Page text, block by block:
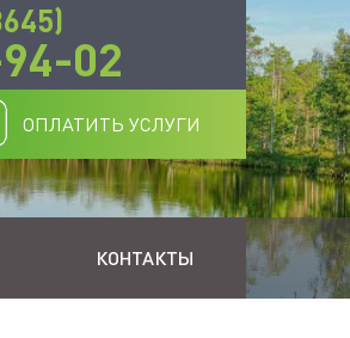
02
ОПЛАТИТЬ УСЛУГИ
КОНТАКТЫ